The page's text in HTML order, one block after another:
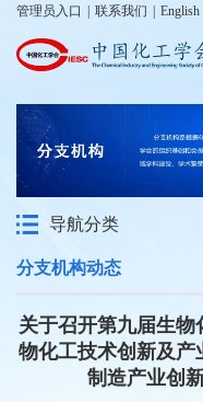
管理员入口 联系我们 English
导航分类
分支机构动态
关于召开第九届生
物化工技术创新及
制造产业创